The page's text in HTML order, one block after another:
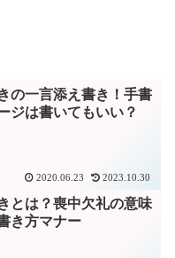
の一言添え書き！手書
ジは書いてもいい？
2020.06.23 2023.10.30
とは？喪中欠礼の意味
き方マナー